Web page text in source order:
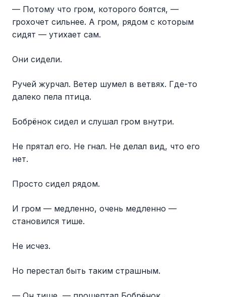
— Потому что гром, которого боятся, —
грохочет сильнее. А гром, рядом с которым
сидят — утихает сам.
Они сидели.
Ручей журчал. Ветер шумел в ветвях. Где-то
далеко пела птица.
Бобрёнок сидел и слушал гром внутри.
Не прятал его. Не гнал. Не делал вид, что его
нет.
Просто сидел рядом.
И гром — медленно, очень медленно —
становился тише.
Не исчез.
Но перестал быть таким страшным.